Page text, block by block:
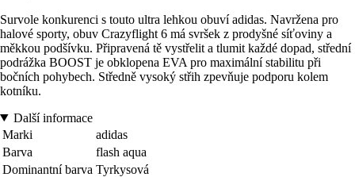
Survole konkurenci s touto ultra lehkou obuví adidas. Navržena pro
halové sporty, obuv Crazyflight 6 má svršek z prodyšné síťoviny a
měkkou podšívku. Připravená tě vystřelit a tlumit každé dopad, střední
podrážka BOOST je obklopena EVA pro maximální stabilitu při
bočních pohybech. Středně vysoký střih zpevňuje podporu kolem
kotníku.
Další informace
Marki
adidas
Barva
flash aqua
Dominantní barva Tyrkysová